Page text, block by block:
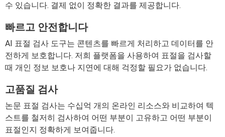
수 있습니다. 결제 없이 정확한 결과를 제공합니다.
빠르고 안전합니다
AI 표절 검사 도구는 콘텐츠를 빠르게 처리하고 데이터를 안
전하게 보호합니다. 저희 플랫폼을 사용하여 표절을 검사할
때 개인 정보 보호나 지연에 대해 걱정할 필요가 없습니다.
고품질 검사
논문 표절 검사는 수십억 개의 온라인 리소스와 비교하여 텍
스트를 철저히 검사하여 어떤 부분이 고유하고 어떤 부분이
표절인지 정확하게 보여줍니다.